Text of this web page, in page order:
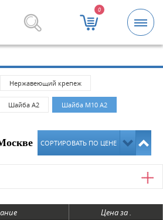
0
крепежные изделия оптом.
Нержавеющий крепеж
Шайба А2 Шайба М10 А2
СОРТИРОВАТЬ ПО ЦЕНЕ
Цена за .